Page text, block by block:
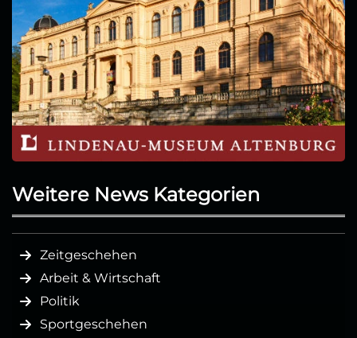
Weitere News Kategorien
Zeitgeschehen
Arbeit & Wirtschaft
Politik
Sportgeschehen